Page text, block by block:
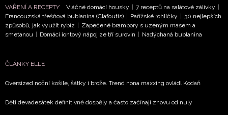
VAŘENÍ A RECEPTY Vláčné domácí housky | 7 receptů na salátové zálivky |
Francouzská třešňová bublanina (Clafoutis) | Pařížské rohlíčky | 30 nejlepších
způsobů, jak využít rybíz | Zapečené brambory s uzeným masem a
smetanou | Domácí iontový nápoj ze tří surovin | Nadýchaná bublanina
ČLÁNKY ELLE
Oversized noční košile, šátky i brože. Trend nona maxxing ovládl Kodaň
Děti devadesátek definitivně dospěly a často začínají znovu od nuly